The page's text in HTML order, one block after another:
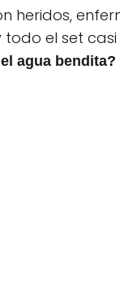
heridos,
todo el set
agua bendita?